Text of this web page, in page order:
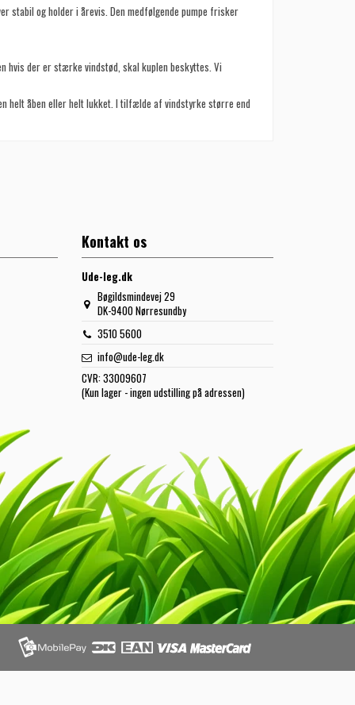
stabil og holder i årevis. Den medfølgende pumpe frisker
hvis der er stærke vindstød, skal kuplen beskyttes. Vi
helt åben eller helt lukket. I tilfælde af vindstyrke større end
Kontakt os
Ude-leg.dk
Bøgildsmindevej 29
DK-9400 Nørresundby
3510 5600
info@ude-leg.dk
CVR:33009607
(Kun lager - ingen udstilling på adressen)